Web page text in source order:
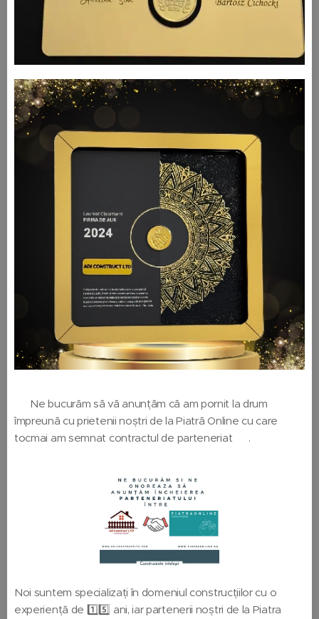
🤩 Ne bucurăm să vă anunțăm că am pornit la drum
împreună cu prietenii noștri de la Piatră Online cu care
tocmai am semnat contractul de parteneriat 🤝.
Noi suntem specializați în domeniul construcțiilor cu o
experiență de 1️⃣5️⃣ ani, iar partenerii noștri de la Piatra